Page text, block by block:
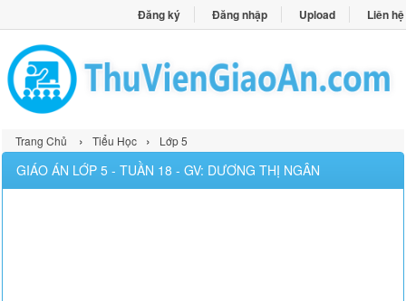
Đăng ký Đăng nhập Upload Liên hệ
Trang Chủ › Tiểu Học › Lớp 5
GIÁO ÁN LỚP 5 - TUẦN 18 - GV: DƯƠNG THỊ NGÂN